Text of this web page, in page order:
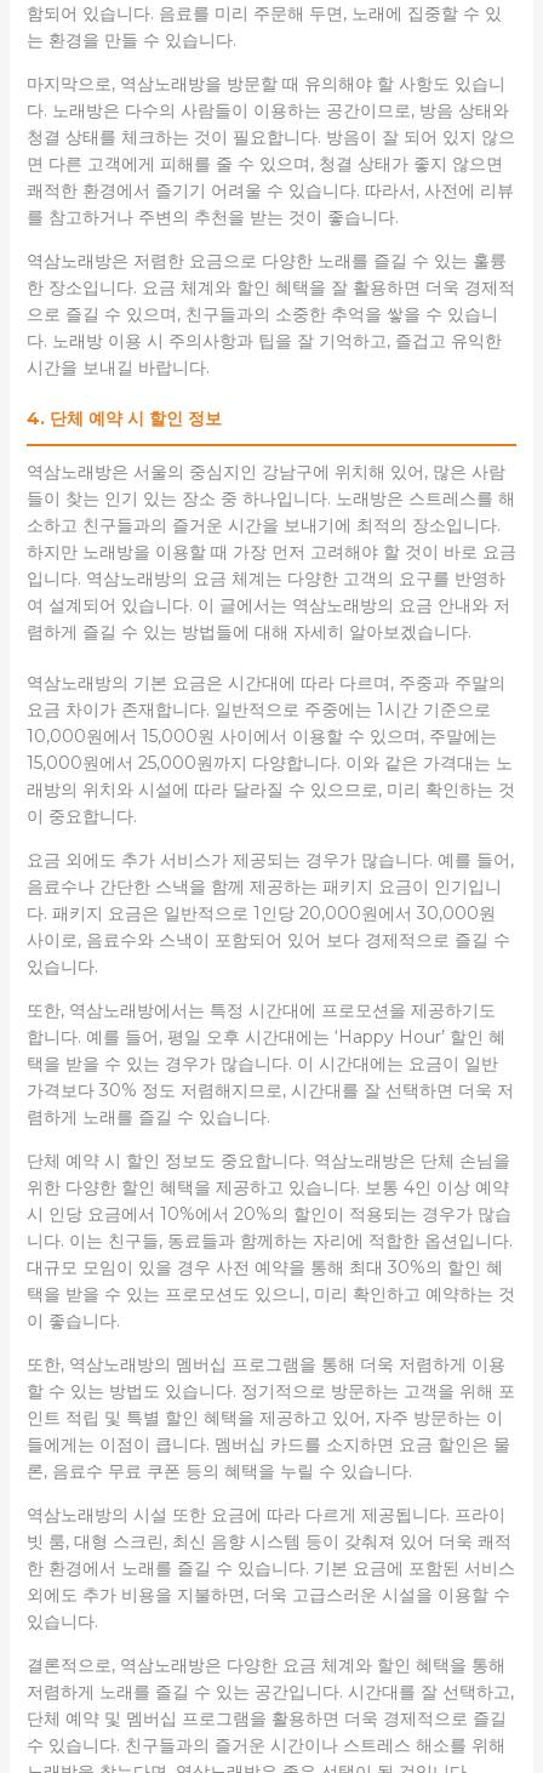
함되어 있습니다. 음료를 미리 주문해 두면, 노래에 집중할 수 있
는 환경을 만들 수 있습니다.
마지막으로, 역삼노래방을 방문할 때 유의해야 할 사항도 있습니
다. 노래방은 다수의 사람들이 이용하는 공간이므로, 방음 상태와
청결 상태를 체크하는 것이 필요합니다. 방음이 잘 되어 있지 않으
면 다른 고객에게 피해를 줄 수 있으며, 청결 상태가 좋지 않으면
쾌적한 환경에서 즐기기 어려울 수 있습니다. 따라서, 사전에 리뷰
를 참고하거나 주변의 추천을 받는 것이 좋습니다.
역삼노래방은 저렴한 요금으로 다양한 노래를 즐길 수 있는 훌륭
한 장소입니다. 요금 체계와 할인 혜택을 잘 활용하면 더욱 경제적
으로 즐길 수 있으며, 친구들과의 소중한 추억을 쌓을 수 있습니
다. 노래방 이용 시 주의사항과 팁을 잘 기억하고, 즐겁고 유익한
시간을 보내길 바랍니다.
4. 단체 예약 시 할인 정보
역삼노래방은 서울의 중심지인 강남구에 위치해 있어, 많은 사람
들이 찾는 인기 있는 장소 중 하나입니다. 노래방은 스트레스를 해
소하고 친구들과의 즐거운 시간을 보내기에 최적의 장소입니다.
하지만 노래방을 이용할 때 가장 먼저 고려해야 할 것이 바로 요금
입니다. 역삼노래방의 요금 체계는 다양한 고객의 요구를 반영하
여 설계되어 있습니다. 이 글에서는 역삼노래방의 요금 안내와 저
렴하게 즐길 수 있는 방법들에 대해 자세히 알아보겠습니다.
역삼노래방의 기본 요금은 시간대에 따라 다르며, 주중과 주말의
요금 차이가 존재합니다. 일반적으로 주중에는 1시간 기준으로
10,000원에서 15,000원 사이에서 이용할 수 있으며, 주말에는
15,000원에서 25,000원까지 다양합니다. 이와 같은 가격대는 노
래방의 위치와 시설에 따라 달라질 수 있으므로, 미리 확인하는 것
이 중요합니다.
요금 외에도 추가 서비스가 제공되는 경우가 많습니다. 예를 들어,
음료수나 간단한 스낵을 함께 제공하는 패키지 요금이 인기입니
다. 패키지 요금은 일반적으로 1인당 20,000원에서 30,000원
사이로, 음료수와 스낵이 포함되어 있어 보다 경제적으로 즐길 수
있습니다.
또한, 역삼노래방에서는 특정 시간대에 프로모션을 제공하기도
합니다. 예를 들어, 평일 오후 시간대에는 ‘Happy Hour’ 할인 혜
택을 받을 수 있는 경우가 많습니다. 이 시간대에는 요금이 일반
가격보다 30% 정도 저렴해지므로, 시간대를 잘 선택하면 더욱 저
렴하게 노래를 즐길 수 있습니다.
단체 예약 시 할인 정보도 중요합니다. 역삼노래방은 단체 손님을
위한 다양한 할인 혜택을 제공하고 있습니다. 보통 4인 이상 예약
시 인당 요금에서 10%에서 20%의 할인이 적용되는 경우가 많습
니다. 이는 친구들, 동료들과 함께하는 자리에 적합한 옵션입니다.
대규모 모임이 있을 경우 사전 예약을 통해 최대 30%의 할인 혜
택을 받을 수 있는 프로모션도 있으니, 미리 확인하고 예약하는 것
이 좋습니다.
또한, 역삼노래방의 멤버십 프로그램을 통해 더욱 저렴하게 이용
할 수 있는 방법도 있습니다. 정기적으로 방문하는 고객을 위해 포
인트 적립 및 특별 할인 혜택을 제공하고 있어, 자주 방문하는 이
들에게는 이점이 큽니다. 멤버십 카드를 소지하면 요금 할인은 물
론, 음료수 무료 쿠폰 등의 혜택을 누릴 수 있습니다.
역삼노래방의 시설 또한 요금에 따라 다르게 제공됩니다. 프라이
빗 룸, 대형 스크린, 최신 음향 시스템 등이 갖춰져 있어 더욱 쾌적
한 환경에서 노래를 즐길 수 있습니다. 기본 요금에 포함된 서비스
외에도 추가 비용을 지불하면, 더욱 고급스러운 시설을 이용할 수
있습니다.
결론적으로, 역삼노래방은 다양한 요금 체계와 할인 혜택을 통해
저렴하게 노래를 즐길 수 있는 공간입니다. 시간대를 잘 선택하고,
단체 예약 및 멤버십 프로그램을 활용하면 더욱 경제적으로 즐길
수 있습니다. 친구들과의 즐거운 시간이나 스트레스 해소를 위해